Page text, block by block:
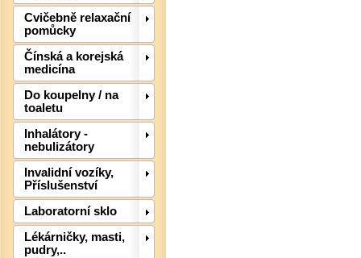
Cvičebně relaxační
pomůcky
Čínská a korejská
medicína
Do koupelny / na
toaletu
Inhalátory -
nebulizátory
Invalidní vozíky,
Příslušenství
Laboratorní sklo
Lékárničky, masti,
pudry,..